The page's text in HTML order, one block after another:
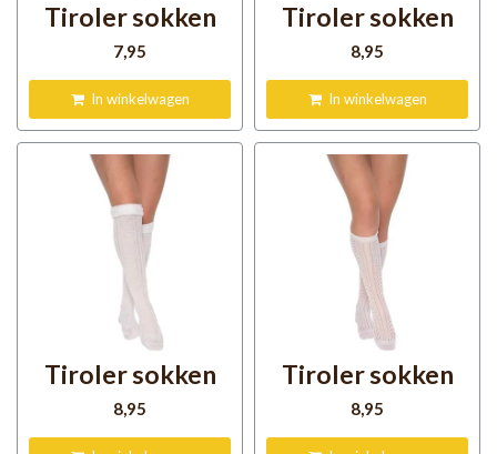
Tiroler sokken
7,95
In winkelwagen
Tiroler sokken
8,95
In winkelwagen
Tiroler sokken
8,95
Tiroler sokken
8,95